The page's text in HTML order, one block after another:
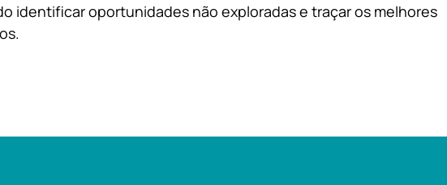
identificar oportunidades não exploradas e traçar os melhores